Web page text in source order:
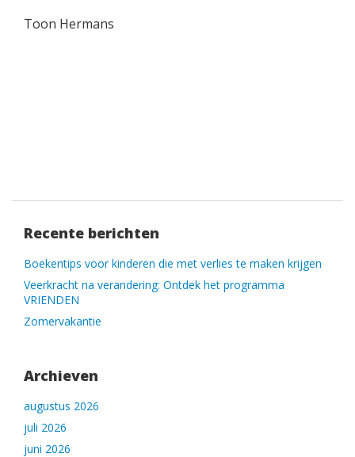
Toon Hermans
Recente berichten
Boekentips voor kinderen die met verlies te maken krijgen
Veerkracht na verandering: Ontdek het programma
VRIENDEN
Zomervakantie
Archieven
augustus 2026
juli 2026
juni 2026